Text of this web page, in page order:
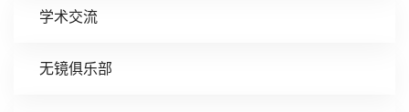
学术交流
无镜俱乐部